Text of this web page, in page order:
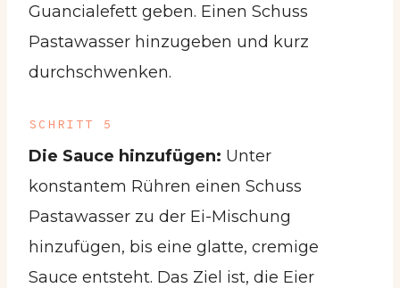
Guancialefett geben. Einen Schuss
Pastawasser hinzugeben und kurz
durchschwenken.
SCHRITT 5
Die Sauce hinzufügen: Unter
konstantem Rühren einen Schuss
Pastawasser zu der Ei-Mischung
hinzufügen, bis eine glatte, cremige
Sauce entsteht. Das Ziel ist, die Eier